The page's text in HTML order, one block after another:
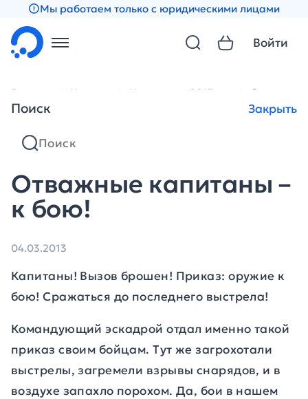
Мы работаем только с юридическими лицами
Поиск Закрыть
Войти
Главная Новости Новости за 2013 год Отважные
Отважные капитаны –
к бою!
04.03.2013
Капитаны! Вызов брошен! Приказ: оружие к
бою! Сражаться до последнего выстрела!
Командующий эскадрой отдал именно такой
приказ своим бойцам. Тут же загрохотали
выстрелы, загремели взрывы снарядов, и в
воздухе запахло порохом. Да, бои в нашем